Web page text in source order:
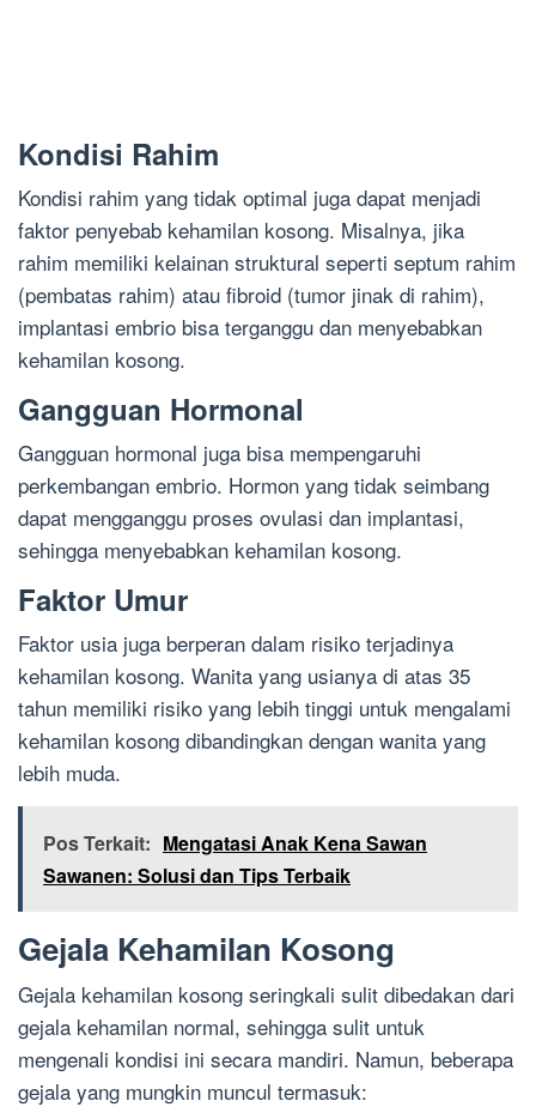
Kondisi Rahim
Kondisi rahim yang tidak optimal juga dapat menjadi
faktor penyebab kehamilan kosong. Misalnya, jika
rahim memiliki kelainan struktural seperti septum rahim
(pembatas rahim) atau fibroid (tumor jinak di rahim),
implantasi embrio bisa terganggu dan menyebabkan
kehamilan kosong.
Gangguan Hormonal
Gangguan hormonal juga bisa mempengaruhi
perkembangan embrio. Hormon yang tidak seimbang
dapat mengganggu proses ovulasi dan implantasi,
sehingga menyebabkan kehamilan kosong.
Faktor Umur
Faktor usia juga berperan dalam risiko terjadinya
kehamilan kosong. Wanita yang usianya di atas 35
tahun memiliki risiko yang lebih tinggi untuk mengalami
kehamilan kosong dibandingkan dengan wanita yang
lebih muda.
Pos Terkait: Mengatasi Anak Kena Sawan
Sawanen: Solusi dan Tips Terbaik
Gejala Kehamilan Kosong
Gejala kehamilan kosong seringkali sulit dibedakan dari
gejala kehamilan normal, sehingga sulit untuk
mengenali kondisi ini secara mandiri. Namun, beberapa
gejala yang mungkin muncul termasuk: